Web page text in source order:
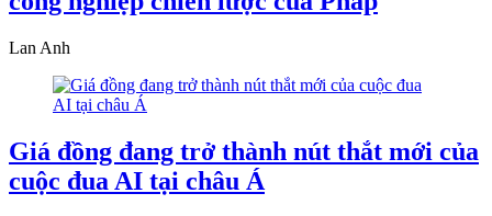
Lan Anh
Giá đồng đang trở thành nút thắt mới của
cuộc đua AI tại châu Á